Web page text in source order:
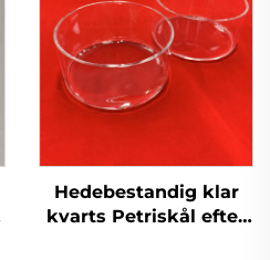
Hedebestandig klar
kvarts Petriskål efter